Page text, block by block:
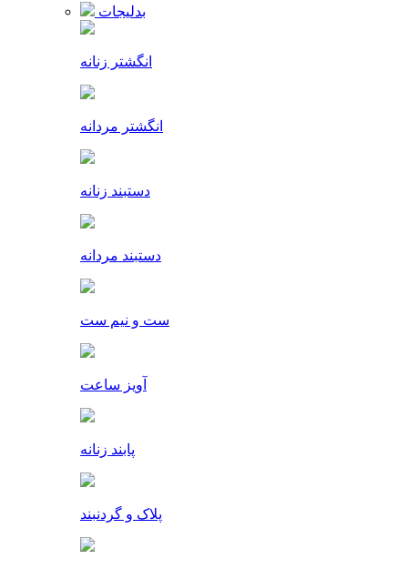
بدلیجات
انگشتر زنانه
انگشتر مردانه
دستبند زنانه
دستبند مردانه
ست و نیم ست
آویز ساعت
پابند زنانه
پلاک و گردنبند